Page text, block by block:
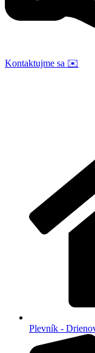
Kontaktujme sa ✉️
Plevník -